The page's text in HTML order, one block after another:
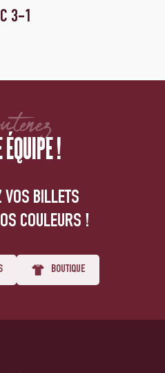
3-1
!
VOS BILLETS
COULEURS !
BOUTIQUE